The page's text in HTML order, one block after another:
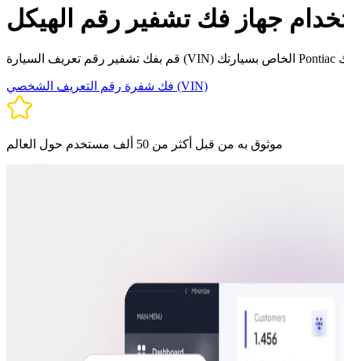
فك شفرة رقم التعريف الشخصي (VIN)
موثوق به من قبل أكثر من 50 ألف مستخدم حول العالم